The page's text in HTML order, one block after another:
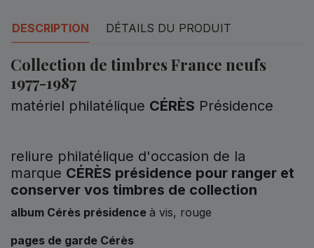
DESCRIPTION DÉTAILS DU PRODUIT
Collection de timbres France neufs
1977-1987
matériel philatélique CÉRÈS Présidence
reliure philatélique d'occasion de la
marque CÉRÈS présidence pour ranger et
conserver vos timbres de collection
album Cérès présidence à vis, rouge
pages de garde Cérès